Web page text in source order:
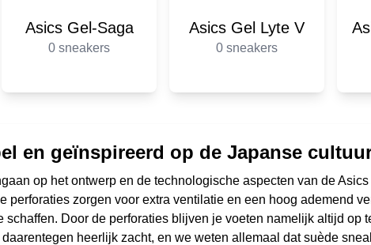
Asics Gel-Saga
0 sneakers
Asics Gel Lyte V
0 sneakers
en geïnspireerd op de Japanse
op het ontwerp en de technologische aspecten van de
perforaties zorgen voor extra ventilatie en een hoog ademend
schaffen. Door de perforaties blijven je voeten namelijk altijd
heerlijk zacht, en we weten allemaal dat suède